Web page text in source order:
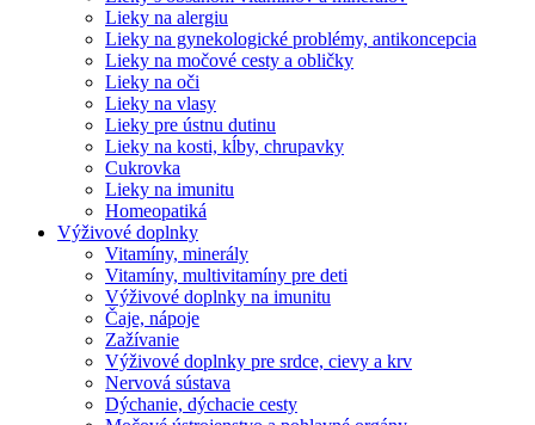
Lieky na alergiu
Lieky na gynekologické problémy, antikoncepcia
Lieky na močové cesty a obličky
Lieky na oči
Lieky na vlasy
Lieky pre ústnu dutinu
Lieky na kosti, kĺby, chrupavky
Cukrovka
Lieky na imunitu
Homeopatiká
Výživové doplnky
Vitamíny, minerály
Vitamíny, multivitamíny pre deti
Výživové doplnky na imunitu
Čaje, nápoje
Zažívanie
Výživové doplnky pre srdce, cievy a krv
Nervová sústava
Dýchanie, dýchacie cesty